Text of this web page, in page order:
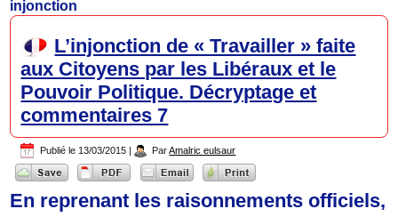
injonction
L’injonction de « Travailler » faite
aux Citoyens par les Libéraux et le
Pouvoir Politique. Décryptage et
commentaires 7
Publié le 13/03/2015 | Par Amalric eulsaur
En reprenant les raisonnements officiels,